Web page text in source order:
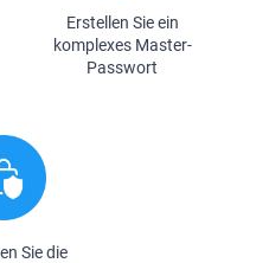
Erstellen Sie ein
komplexes Master-
Passwort
Sie die